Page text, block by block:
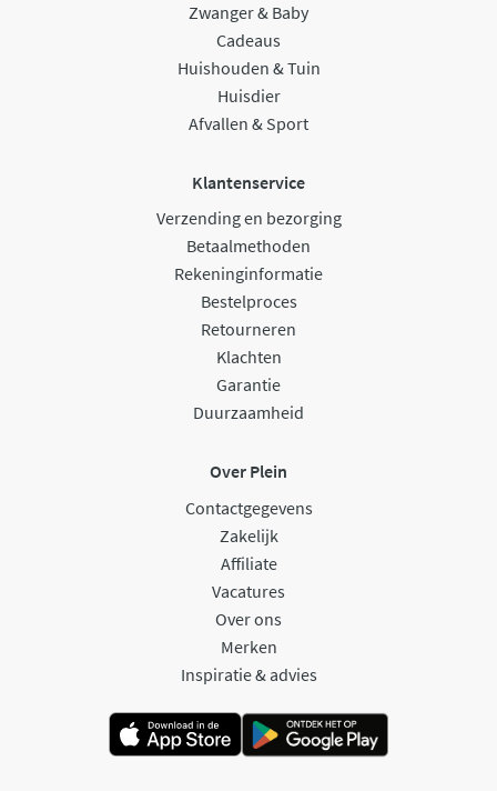
Zwanger & Baby
Cadeaus
Huishouden & Tuin
Huisdier
Afvallen & Sport
Klantenservice
Verzending en bezorging
Betaalmethoden
Rekeninginformatie
Bestelproces
Retourneren
Klachten
Garantie
Duurzaamheid
Over Plein
Contactgegevens
Zakelijk
Affiliate
Vacatures
Over ons
Merken
Inspiratie & advies